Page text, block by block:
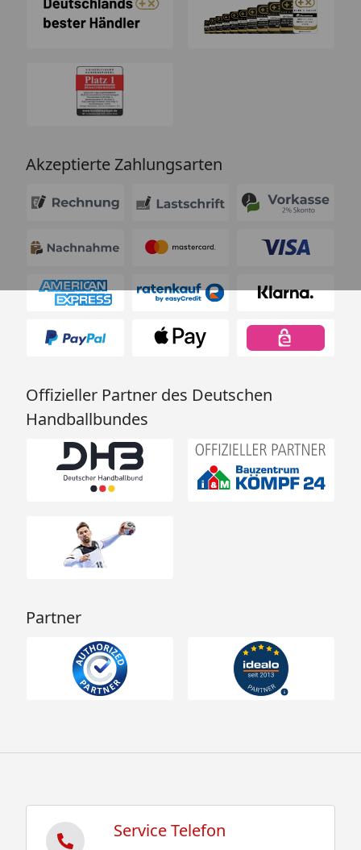
Akzeptierte Zahlungsarten
Offizieller Partner des Deutschen
Handballbundes
Partner
Service Telefon